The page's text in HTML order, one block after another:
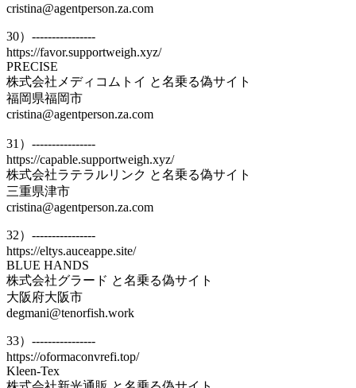
cristina@agentperson.za.com
30）----------------
https://favor.supportweigh.xyz/
PRECISE
株式会社メディコムトイ と名乗る偽サイト
福岡県福岡市
cristina@agentperson.za.com
31）----------------
https://capable.supportweigh.xyz/
株式会社ラテラルリンク と名乗る偽サイト
三重県津市
cristina@agentperson.za.com
32）----------------
https://eltys.auceappe.site/
BLUE HANDS
株式会社グラード と名乗る偽サイト
大阪府大阪市
degmani@tenorfish.work
33）----------------
https://oformaconvrefi.top/
Kleen-Tex